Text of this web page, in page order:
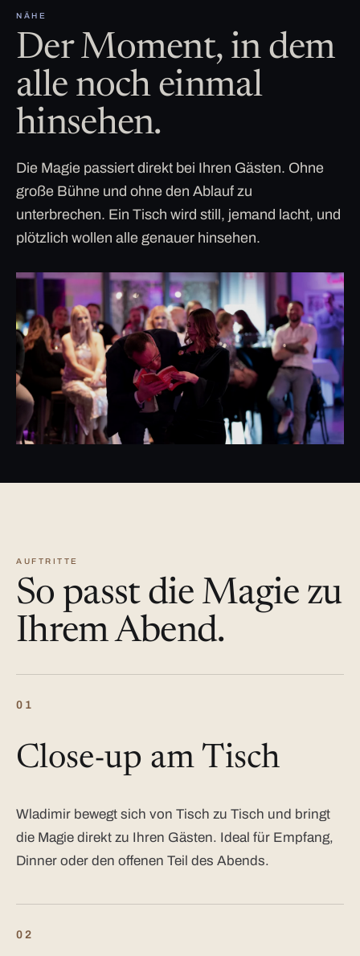
NÄHE
Der Moment, in dem
alle noch einmal
hinsehen.
Die Magie passiert direkt bei Ihren Gästen. Ohne
große Bühne und ohne den Ablauf zu
unterbrechen. Ein Tisch wird still, jemand lacht, und
plötzlich wollen alle genauer hinsehen.
AUFTRITTE
So passt die Magie zu
Ihrem Abend.
01
Close-up am Tisch
Wladimir bewegt sich von Tisch zu Tisch und bringt
die Magie direkt zu Ihren Gästen. Ideal für Empfang,
Dinner oder den offenen Teil des Abends.
02